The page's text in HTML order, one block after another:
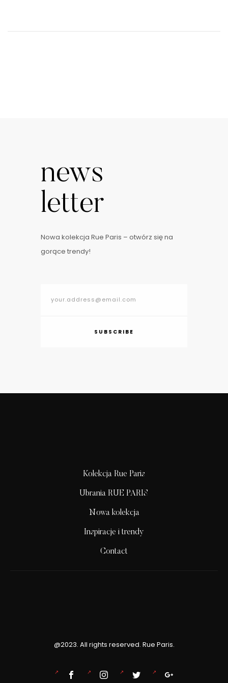
news
letter
Nowa kolekcja Rue Paris – otwórz się na
gorące trendy!
SUBSCRIBE
Kolekcja Rue Paris
Ubrania RUE PARIS
Nowa kolekcja
Inspiracje i trendy
Contact
@2023. All rights reserved. Rue Paris.